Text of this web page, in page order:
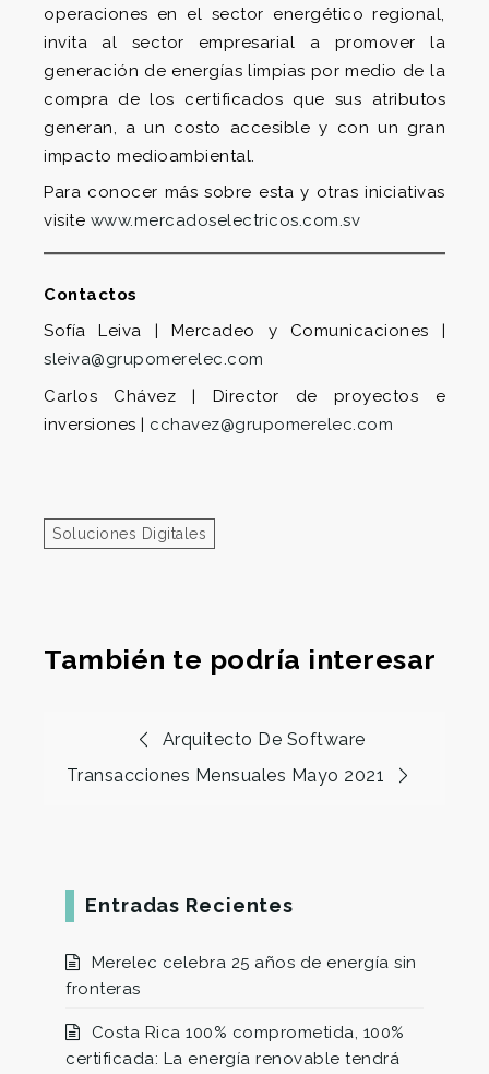
operaciones en el sector energético regional,
invita al sector empresarial a promover la
generación de energías limpias por medio de la
compra de los certificados que sus atributos
generan, a un costo accesible y con un gran
impacto medioambiental.
Para conocer más sobre esta y otras iniciativas
visite www.mercadoselectricos.com.sv
Contactos
Sofía Leiva | Mercadeo y Comunicaciones |
sleiva@grupomerelec.com
Carlos Chávez | Director de proyectos e
inversiones | cchavez@grupomerelec.com
Soluciones Digitales
También te podría interesar
Arquitecto De Software
Transacciones Mensuales Mayo 2021
Entradas Recientes
Merelec celebra 25 años de energía sin
fronteras
Costa Rica 100% comprometida, 100%
certificada: La energía renovable tendrá